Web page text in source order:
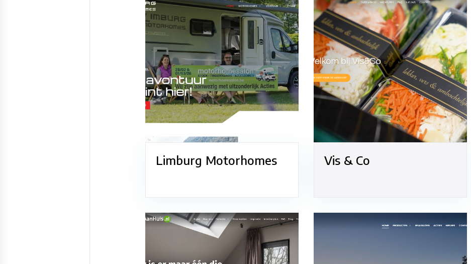
Limburg Motorhomes Vis & Co